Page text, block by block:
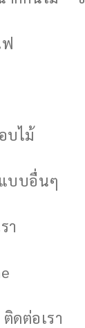
ฟ
บไม้
บบอื่นๆ
า
ติดต่อเรา